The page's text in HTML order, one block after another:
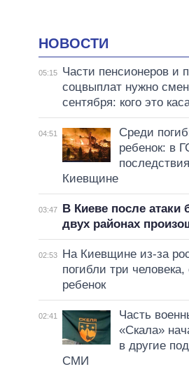
НОВОСТИ
05:15
Части пенсионеров и
соцвыплат нужно
сентября: кого это
04:51
Среди
ребенок: в
Киевщине
03:47
В Киеве после атаки
двух районах
02:53
На Киевщине из-за
погибли три
ребенок
02:41
Часть
«Скала»
в другие
СМИ